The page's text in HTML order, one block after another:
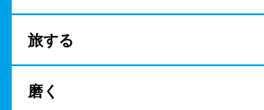
旅する
磨く